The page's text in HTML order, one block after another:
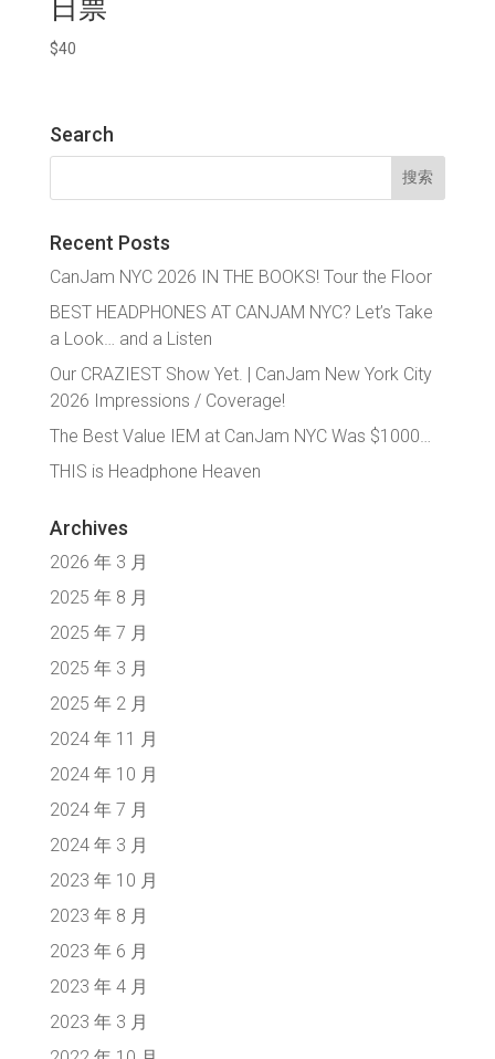
日票
$40
Search
搜
Recent Posts
CanJam NYC 2026 IN THE BOOKS! Tour the Floor
BEST HEADPHONES AT CANJAM NYC? Let’s Take
a Look… and a Listen
Our CRAZIEST Show Yet. | CanJam New York City
2026 Impressions / Coverage!
The Best Value IEM at CanJam NYC Was $1000…
THIS is Headphone Heaven
Archives
2026 年 3 月
2025 年 8 月
2025 年 7 月
2025 年 3 月
2025 年 2 月
2024 年 11 月
2024 年 10 月
2024 年 7 月
2024 年 3 月
2023 年 10 月
2023 年 8 月
2023 年 6 月
2023 年 4 月
2023 年 3 月